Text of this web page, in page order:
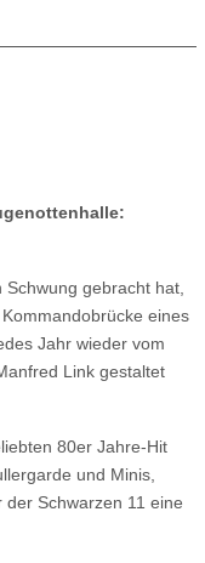
gebracht hat,
eines
Jahr wieder vom
Link gestaltet
80er Jahre-Hit
und Minis,
Schwarzen 11 eine